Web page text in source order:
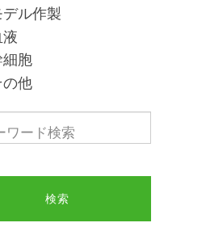
デル作製
液
細胞
の他